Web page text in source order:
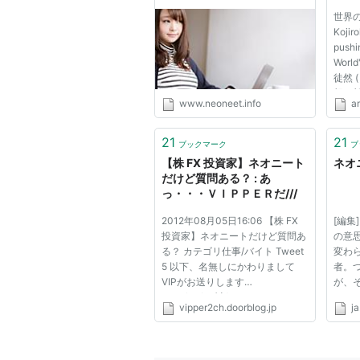
www.neoneet.info
世界
徒然
想・
( 22
( 7 )
21 ブックマーク
【株 FX 投資家】ネオニート
だけど質問ある？ : あ
っ・・・ＶＩＰＰＥＲだ///
2012年08月05日16:06 【株 FX
投資家】ネオニートだけど質問あ
る？ カテゴリ仕事/バイト Tweet
5 以下、名無しにかわりまして
VIPがお送りします
2012/07/28(土) 21:19:01.86
ID:j+qbs1C40 |･ω･｀)ｿｫｰｯ… |)彡
vipper2ch.doorblog.jp
21
ネオ
[編集
の意
変わ
者。
が、
生活